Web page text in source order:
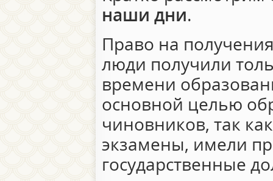
наши дни.
Право на
люди получили
времени
основной целью
чиновников, так
экзамены, имели
государственные